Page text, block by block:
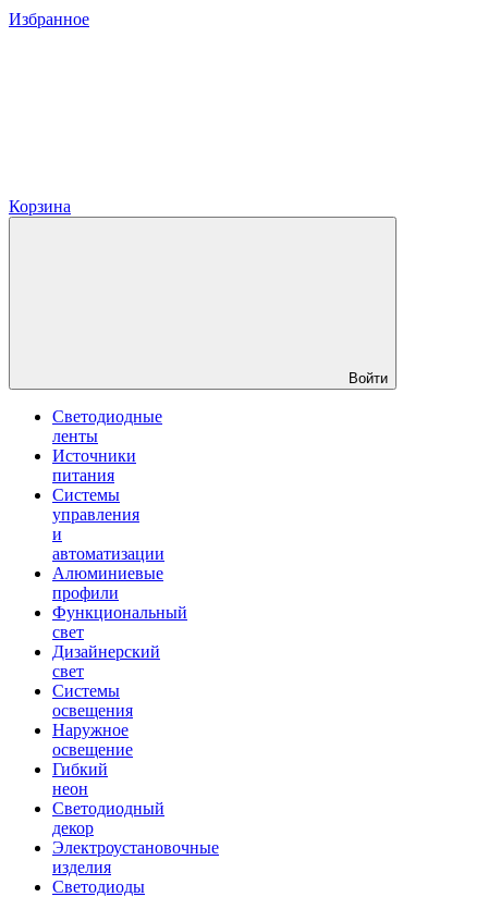
Избранное
Корзина
Войти
Светодиодные
ленты
Источники
питания
Системы
управления
и
автоматизации
Алюминиевые
профили
Функциональный
свет
Дизайнерский
свет
Системы
освещения
Наружное
освещение
Гибкий
неон
Светодиодный
декор
Электроустановочные
изделия
Светодиоды